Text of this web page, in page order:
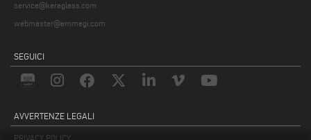
service@keraglass.com
webmaster@emmegi.com
SEGUICI
AVVERTENZE LEGALI